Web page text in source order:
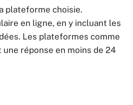
plateforme choisie.
en ligne, en y incluant les
Les plateformes comme
réponse en moins de 24